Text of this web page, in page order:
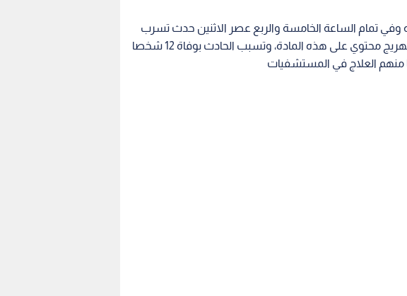
وفي تمام الساعة الخامسة والربع عصر الاثنين حدث تسرب
غاز الكلورين في ميناء العقبة جراء سقوط وانفجار صهريج محتوي على هذه المادة، وتسبب الحادث بوفاة 12 شخصا